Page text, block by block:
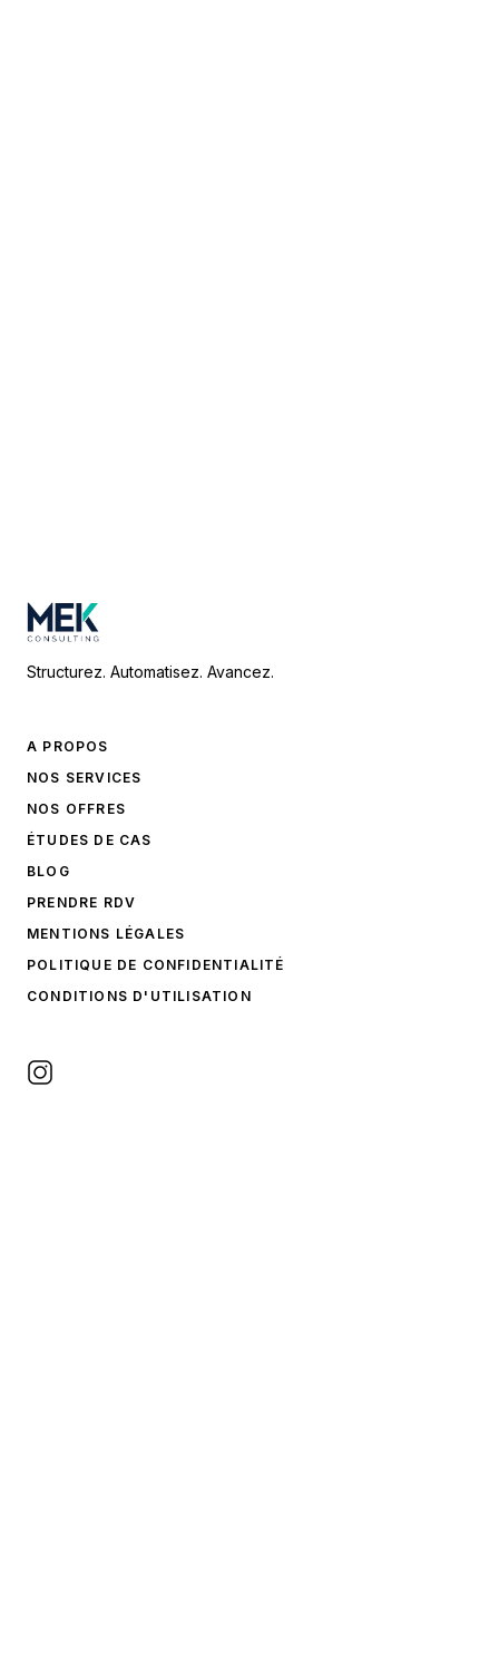
Structurez. Automatisez. Avancez.
A PROPOS
NOS SERVICES
NOS OFFRES
ÉTUDES DE CAS
BLOG
PRENDRE RDV
MENTIONS LÉGALES
POLITIQUE DE CONFIDENTIALITÉ
CONDITIONS D'UTILISATION